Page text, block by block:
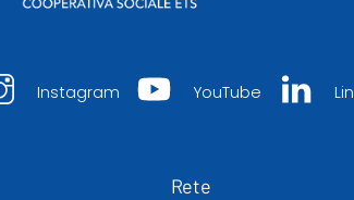
Instagram YouTube
Rete